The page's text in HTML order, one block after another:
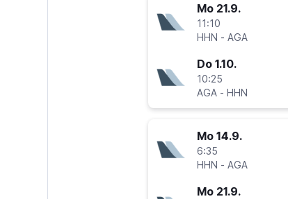
Mo 21.9.
11:10
HHN - AGA
Do 1.10.
10:25
AGA- HHN
Mo 14.9.
6:35
HHN - AGA
Mo 21.9.